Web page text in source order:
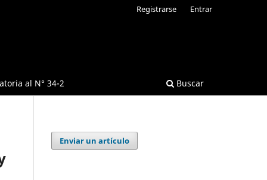
al N° 34-2 Buscar
Registrarse Entrar
Enviar un artículo